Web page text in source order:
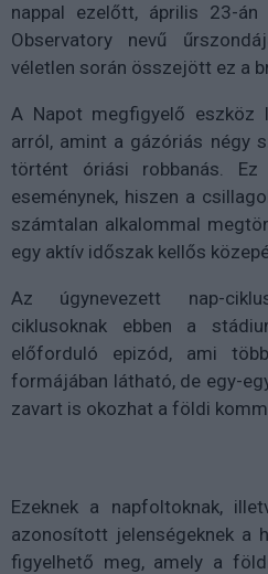
nappal ezelőtt, április 23-án
Observatory nevű
véletlen során összejött ez a
A Napot megfigyelő eszköz
arról, amint a gázóriás négy
történt óriási robbanás.
eseménynek, hiszen a
számtalan alkalommal
egy aktív időszak kellős
Az úgynevezett nap-
ciklusoknak ebben a
előforduló epizód, ami
formájában látható, de egy-
zavart is okozhat a földi
Ezeknek a napfoltoknak,
azonosított jelenségeknek a
figyelhető meg, amely a